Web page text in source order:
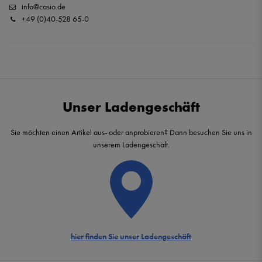
info@casio.de
+49 (0)40-528 65-0
Unser Ladengeschäft
Sie möchten einen Artikel aus- oder anprobieren? Dann besuchen Sie uns in
unserem Ladengeschäft.
hier finden Sie unser Ladengeschäft